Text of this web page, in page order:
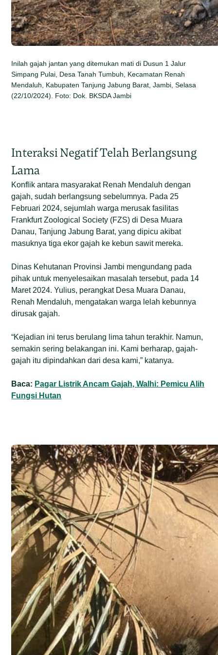
Inilah gajah jantan yang ditemukan mati di Dusun 1 Jalur
Simpang Pulai, Desa Tanah Tumbuh, Kecamatan Renah
Mendaluh, Kabupaten Tanjung Jabung Barat, Jambi, Selasa
(22/10/2024). Foto: Dok. BKSDA Jambi
Interaksi Negatif Telah Berlangsung
Lama
Konflik antara masyarakat Renah Mendaluh dengan
gajah, sudah berlangsung sebelumnya. Pada 25
Februari 2024, sejumlah warga merusak fasilitas
Frankfurt Zoological Society (FZS) di Desa Muara
Danau, Tanjung Jabung Barat, yang dipicu akibat
masuknya tiga ekor gajah ke kebun sawit mereka.
Dinas Kehutanan Provinsi Jambi mengundang pada
pihak untuk menyelesaikan masalah tersebut, pada 14
Maret 2024. Yulius, perangkat Desa Muara Danau,
Renah Mendaluh, mengatakan warga lelah kebunnya
dirusak gajah.
“Kejadian ini terus berulang lima tahun terakhir. Namun,
semakin sering belakangan ini. Kami berharap, gajah-
gajah itu dipindahkan dari desa kami,” katanya.
Baca: Pagar Listrik Ancam Gajah, Walhi: Pemicu Alih
Fungsi Hutan